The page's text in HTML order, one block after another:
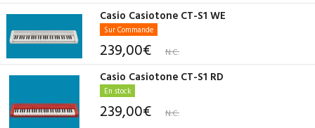
Casio Casiotone CT-S1 WE
Sur Commande
239,00€ N.C.
Casio Casiotone CT-S1 RD
En stock
239,00€ N.C.